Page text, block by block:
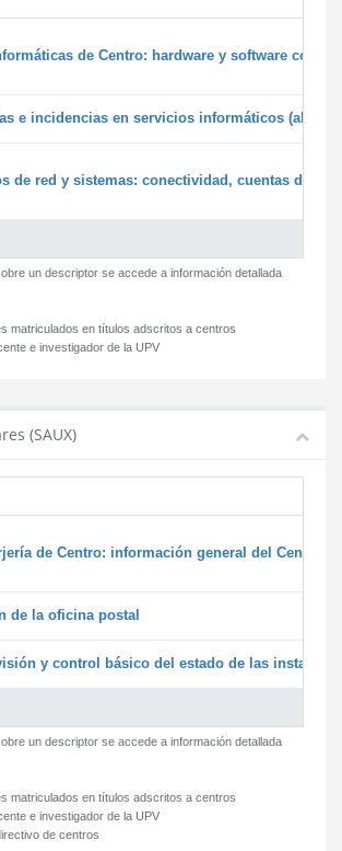
de Centro: hardware y software
e incidencias en servicios informáticos
de red y sistemas: conectividad, cuentas de
un descriptor se accede a información detallada
matriculados en títulos adscritos a centros
e investigador de la UPV
(SAUX)
de Centro: información general del Centro y
de la oficina postal
y control básico del estado de las
un descriptor se accede a información detallada
matriculados en títulos adscritos a centros
e investigador de la UPV
de centros